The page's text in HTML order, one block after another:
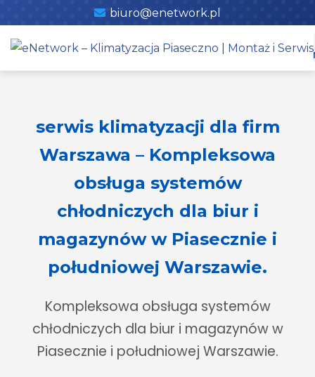
to
content
Wstępna wycena
serwis klimatyzacji dla firm
Warszawa – Kompleksowa
obsługa systemów
chłodniczych dla biur i
magazynów w Piasecznie i
południowej Warszawie.
Kompleksowa obsługa systemów
chłodniczych dla biur i magazynów w
Piasecznie i południowej Warszawie.